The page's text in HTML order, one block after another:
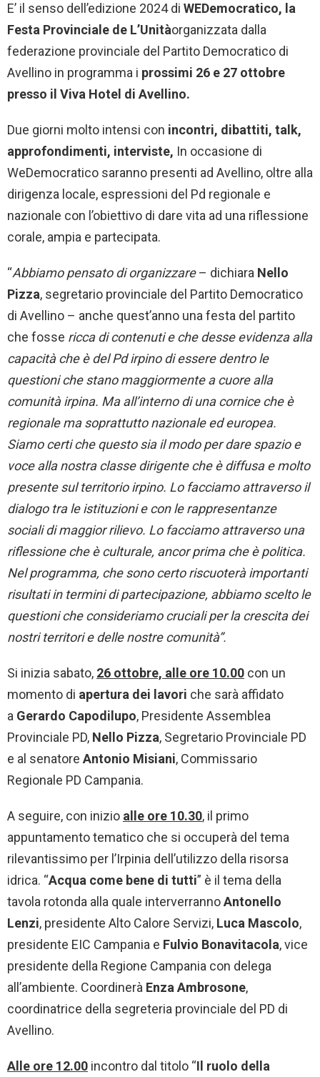
E’ il senso dell’edizione 2024 di WEDemocratico, la
Festa Provinciale de L’Unitàorganizzata dalla
federazione provinciale del Partito Democratico di
Avellino in programma i prossimi 26 e 27 ottobre
presso il Viva Hotel di Avellino.
Due giorni molto intensi con incontri, dibattiti, talk,
approfondimenti, interviste, In occasione di
WeDemocratico saranno presenti ad Avellino, oltre alla
dirigenza locale, espressioni del Pd regionale e
nazionale con l’obiettivo di dare vita ad una riflessione
corale, ampia e partecipata.
“Abbiamo pensato di organizzare– dichiara Nello
Pizza, segretario provinciale del Partito Democratico
di Avellino – anche quest’anno una festa del partito
che fosse ricca di contenuti e che desse evidenza alla
capacità che è del Pd irpino di essere dentro le
questioni che stano maggiormente a cuore alla
comunità irpina. Ma all’interno di una cornice che è
regionale ma soprattutto nazionale ed europea.
Siamo certi che questo sia il modo per dare spazio e
voce alla nostra classe dirigente che è diffusa e molto
presente sul territorio irpino. Lo facciamo attraverso il
dialogo tra le istituzioni e con le rappresentanze
sociali di maggior rilievo. Lo facciamo attraverso una
riflessione che è culturale, ancor prima che è politica.
Nel programma, che sono certo riscuoterà importanti
risultati in termini di partecipazione, abbiamo scelto le
questioni che consideriamo cruciali per la crescita dei
nostri territori e delle nostre comunità”.
Si inizia sabato, 26 ottobre, alle ore 10.00 con un
momento di apertura dei lavori che sarà affidato
a Gerardo Capodilupo, Presidente Assemblea
Provinciale PD, Nello Pizza, Segretario Provinciale PD
e al senatore Antonio Misiani, Commissario
Regionale PD Campania.
A seguire, con inizio alle ore 10.30, il primo
appuntamento tematico che si occuperà del tema
rilevantissimo per l’Irpinia dell’utilizzo della risorsa
idrica. “Acqua come bene di tutti” è il tema della
tavola rotonda alla quale interverrannoAntonello
Lenzi, presidente Alto Calore Servizi, Luca Mascolo,
presidente EIC Campania e Fulvio Bonavitacola, vice
presidente della Regione Campania con delega
all’ambiente. Coordinerà Enza Ambrosone,
coordinatrice della segreteria provinciale del PD di
Avellino.
Alle ore 12.00 incontro dal titolo “Il ruolo della